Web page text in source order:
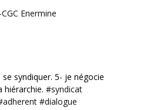
Enermine
syndiquer. 5- je négocie
hiérarchie. #syndicat
#dialogue